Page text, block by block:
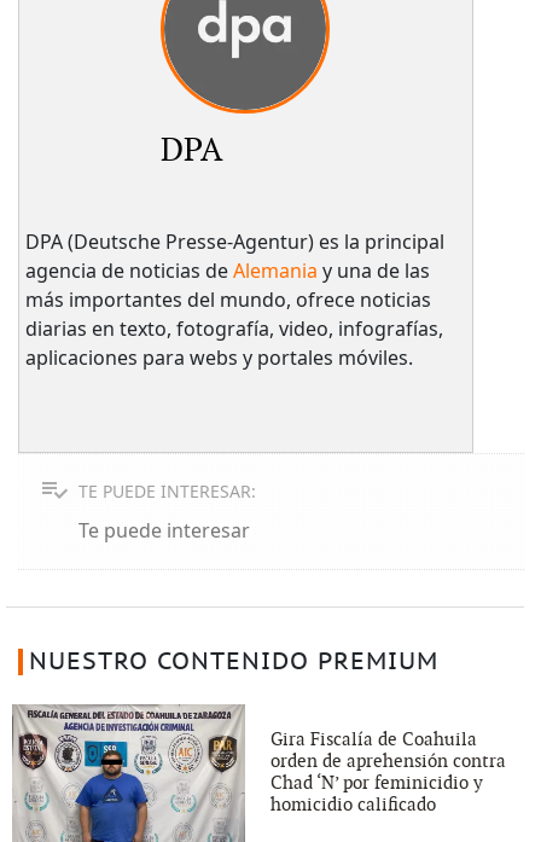
DPA
DPA (Deutsche Presse-Agentur) es la principal
agencia de noticias deAlemania y una de las
más importantes del mundo, ofrece noticias
diarias en texto, fotografía, video, infografías,
aplicaciones para webs y portales móviles.
TE PUEDE INTERESAR:
Te puede interesar
NUESTRO CONTENIDO PREMIUM
Gira Fiscalía de Coahuila
orden de aprehensión contra
Chad ‘N’ por feminicidio y
homicidio calificado